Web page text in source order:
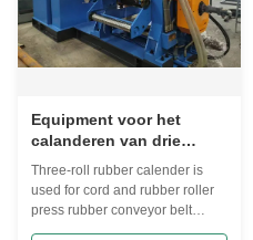
Equipment voor het
calanderen van drie
rollen rubber voor kabel
en rubber rolpers rubber
conveyor belt
Three-roll rubber calender is
used for cord and rubber roller
press rubber conveyor belt